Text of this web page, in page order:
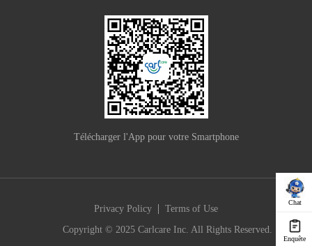
Chat
Enquête
Télécharger l'App pour votre Smartphone
Privacy Policy | Terms of Use
Copyright © 2025 Carlcare Inc. All Rights Reserved.